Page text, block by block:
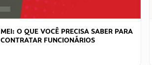
MEI: O QUE VOCÊ PRECISA SABER PARA
CONTRATAR FUNCIONÁRIOS